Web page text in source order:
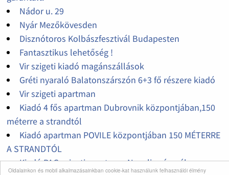
Oldalainkon és mobil alkalmazásainkban cookie-kat használunk felhasználói élmény
Nádor u. 29
Nyár Mezőkövesden
Disznótoros Kolbászfesztivál Budapesten
Fantasztikus lehetőség !
Vir szigeti kiadó magánszállások
Gréti nyaraló Balatonszárszón 6+3 fő részere kiadó
Vir szigeti apartman
Kiadó 4 fős apartman Dubrovnik központjában,150
méterre a strandtól
Kiadó apartman POVILE központjában 150 MÉTERRE
A STRANDTÓL
Kiadó PAG szigeti apartman Novalja városában